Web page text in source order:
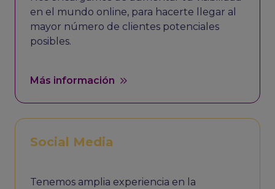
en el mundo online, para hacerte llegar al
mayor número de clientes potenciales
posibles.
Más información
Social Media
Tenemos amplia experiencia en la